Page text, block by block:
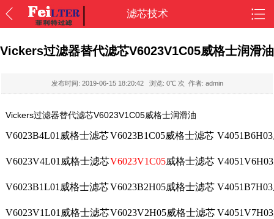
滤芯技术
Vickers过滤器替代滤芯V6023V1C05威格士润滑油
发布时间: 2019-06-15 18:20:42浏览: 0℃ 次 作者: admin
Vickers过滤器替代滤芯V6023V1C05威格士润滑油
V6023B4L01 威格士滤芯V6023B1C05威格士滤芯 V4051B6H03
V6023V4L01 威格士滤芯V6023V1C05威格士滤芯 V4051V6H03
V6023B1L01 威格士滤芯V6023B2H05威格士滤芯
V6023V1L01 威格士滤芯V6023V2H05威格士滤芯V4051V7H03